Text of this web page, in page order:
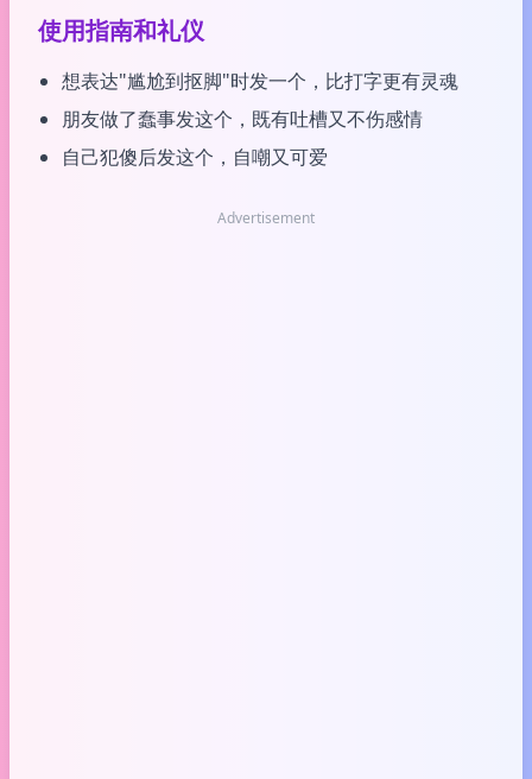
使用指南和礼仪
想表达"尴尬到抠脚"时发一个，比打字更有灵魂
朋友做了蠢事发这个，既有吐槽又不伤感情
自己犯傻后发这个，自嘲又可爱
Advertisement